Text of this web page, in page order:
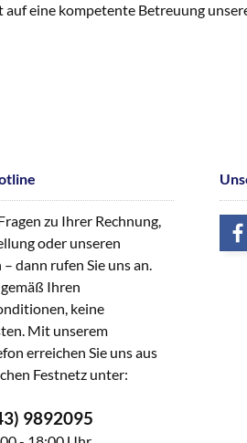
auf eine kompetente Betreuung
zu Ihrer Rechnung,
oder unseren
dann rufen Sie uns an.
Ihren
keine
Mit unserem
erreichen Sie uns aus
Festnetz unter:
9892095